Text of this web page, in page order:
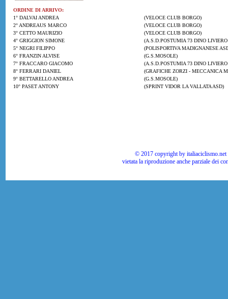
ORDINE DI ARRIVO:
1° DALVAI ANDREA
(VELOCE CLUB BORGO)
2° ANDREAUS MARCO
(VELOCE CLUB BORGO)
3° CETTO MAURIZIO
(VELOCE CLUB BORGO)
4° GRIGGION SIMONE
(A.S.D.POSTUMIA 73 DINO
5° NEGRI FILIPPO
(POLISPORTIVA MADIGNANESE
6° FRANZIN ALVISE
(G.S.MOSOLE)
7° FRACCARO GIACOMO
(A.S.D.POSTUMIA 73 DINO
8° FERRARI DANIEL
(GRAFICHE ZORZI - MECCANICA
9° BETTARELLO ANDREA
(G.S.MOSOLE)
10° PASET ANTONY
(SPRINT VIDOR LA VALLATA ASD)
© 2017 copyright by
vietata la riproduzione anche parziale dei